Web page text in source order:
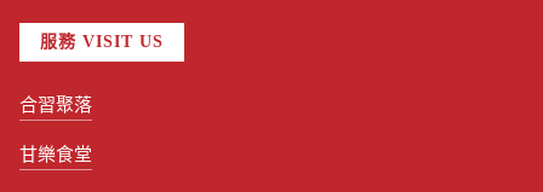
服務 VISIT US
合習聚落
甘樂食堂